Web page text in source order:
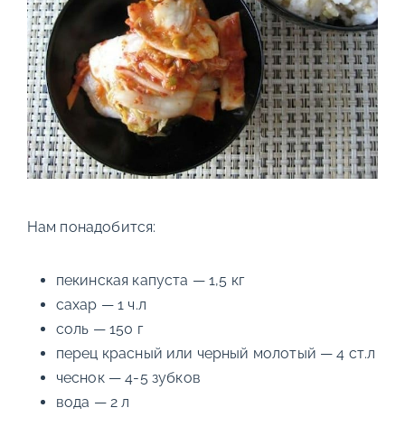
Нам понадобится:
пекинская капуста — 1,5 кг
сахар — 1 ч.л
соль — 150 г
перец красный или черный молотый — 4 ст.л
чеснок — 4-5 зубков
вода — 2 л